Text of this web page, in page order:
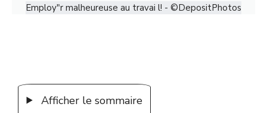
Employ"r malheureuse au travai l! - ©DepositPhotos
Afficher le sommaire